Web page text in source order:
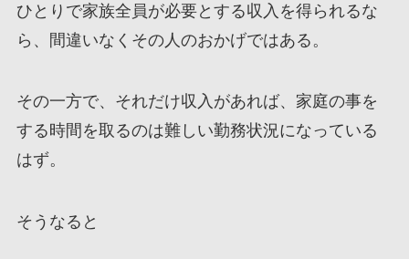
ひとりで家族全員が必要とする収入を得られるな
ら、間違いなくその人のおかげではある。
その一方で、それだけ収入があれば、家庭の事を
する時間を取るのは難しい勤務状況になっている
はず。
そうなると